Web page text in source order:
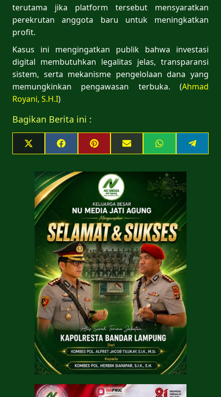
terutama jika platform tersebut mensyaratkan
perekrutan anggota baru untuk meningkatkan
profit.
Kasus ini mengingatkan publik bahwa investasi
digital membutuhkan legalitas jelas, transparansi
sistem, serta mekanisme pengelolaan dana yang
memungkinkan pengawasan terbuka. (Ahmad
Royani, S.H.I)
Bagikan Berita ini :